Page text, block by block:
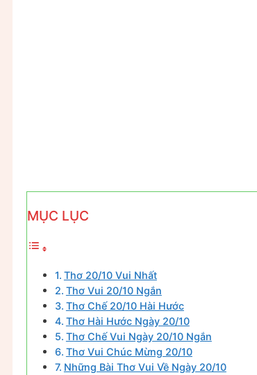
MỤC LỤC
Thơ 20/10 Vui Nhất
Thơ Vui 20/10 Ngắn
Thơ Chế 20/10 Hài Hước
Thơ Hài Hước Ngày 20/10
Thơ Chế Vui Ngày 20/10 Ngắn
Thơ Vui Chúc Mừng 20/10
Những Bài Thơ Vui Về Ngày 20/10